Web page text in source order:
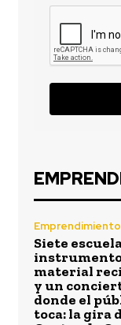
Emprendimiento
Siete
material
y un
donde el
toca: la gira